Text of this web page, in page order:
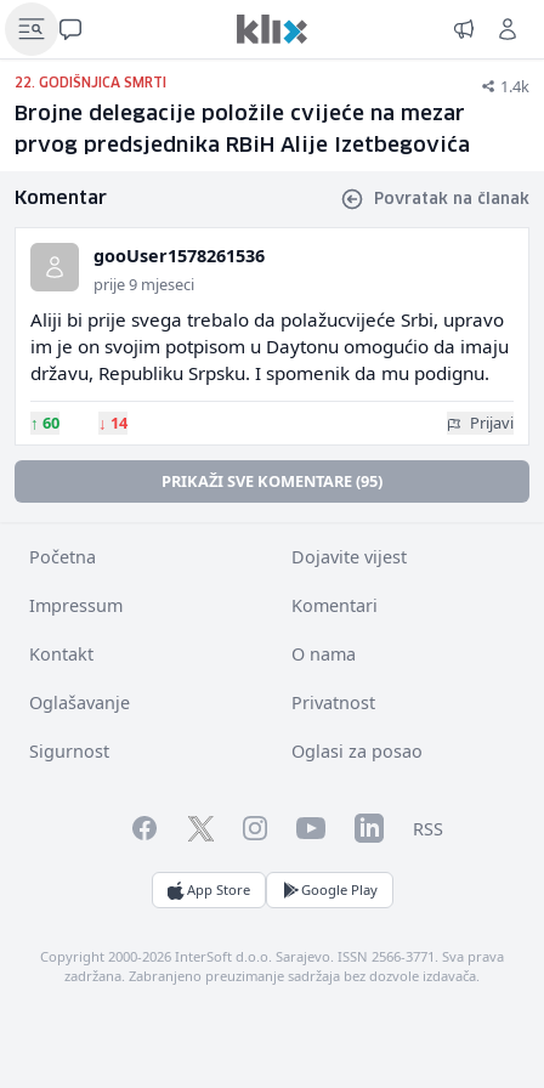
22. GODIŠNJICA SMRTI 1.4k
Brojne delegacije položile cvijeće na mezar
prvog predsjednika RBiH Alije Izetbegovića
Komentar Povratak na članak
gooUser1578261536
prije 9 mjeseci
Aliji bi prije svega trebalo da polažucvijeće Srbi, upravo
im je on svojim potpisom u Daytonu omogućio da imaju
državu, Republiku Srpsku. I spomenik da mu podignu.
↑ 60 ↓ 14 Prijavi
PRIKAŽI SVE KOMENTARE (95)
Početna Dojavite vijest
Impressum Komentari
Kontakt O nama
Oglašavanje Privatnost
Sigurnost Oglasi za posao
FacebookTwitterInstagramYouTubeLinkedInRSS
App Store Google Play
Copyright 2000-2026 InterSoft d.o.o. Sarajevo. ISSN 2566-3771. Sva prava
zadržana. Zabranjeno preuzimanje sadržaja bez dozvole izdavača.